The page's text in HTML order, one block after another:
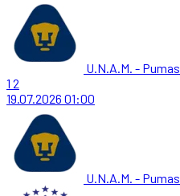
U.N.A.M. - Pumas
1 2
19.07.2026 01:00
U.N.A.M. - Pumas